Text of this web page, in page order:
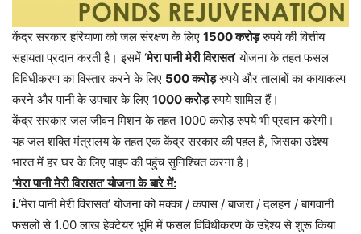
केंद्र सरकार हरियाणा को जल संरक्षण के लिए 1500करोड़ रुपये की वित्तीय
सहायता प्रदान करती है। इसमें ‘मेरा पानी मेरी विरासत’योजना के तहत फसल
विविधीकरण का विस्तार करने के लिए 500करोड़ रुपये और तालाबों का कायाकल्प
करने और पानी के उपचार के लिए 1000करोड़ रुपये शामिल हैं।
केंद्र सरकार जल जीवन मिशन के तहत1000करोड़ रुपये भी प्रदान करेगी।
यह जल शक्ति मंत्रालय के तहत एक केंद्र सरकार की पहल है,जिसका उद्देश्य
भारत में हर घर के लिए पाइप की पहुंच सुनिश्चित करना है।
‘मेरा पानी मेरी विरासत’योजना के बारे में:
i.‘मेरा पानी मेरी विरासत’योजना को मक्का/कपास/बाजरा/दलहन /बागवानी
फसलों से1.00लाख हेक्टेयर भूमि में फसल विविधीकरण के उद्देश्य से शुरू किया